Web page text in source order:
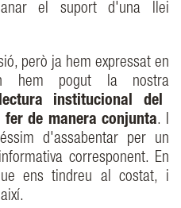
el suport d'una llei
però ja hem expressat en
hem pogut la nostra
institucional del
de manera conjunta. I
d'assabentar per un
corresponent. En
ens tindreu al costat, i